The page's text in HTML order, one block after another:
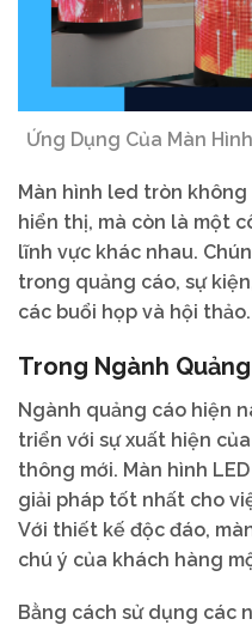
Ứng Dụng Của Màn
Màn hình led tròn
hiển thị, mà còn là một
lĩnh vực khác nhau.
trong quảng cáo, sự
các buổi họp và hội thảo.
Trong Ngành
Ngành quảng cáo hiện
triển với sự xuất hiện
thông mới. Màn hình
giải pháp tốt nhất cho
Với thiết kế độc đáo,
chú ý của khách hàng
Bằng cách sử dụng các